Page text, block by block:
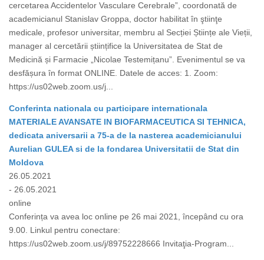
cercetarea Accidentelor Vasculare Cerebrale”, coordonată de
academicianul Stanislav Groppa, doctor habilitat în ştiinţe
medicale, profesor universitar, membru al Secției Științe ale Vieții,
manager al cercetării științifice la Universitatea de Stat de
Medicină și Farmacie „Nicolae Testemițanu”. Evenimentul se va
desfășura în format ONLINE. Datele de acces: 1. Zoom:
https://us02web.zoom.us/j...
Conferinta nationala cu participare internationala
MATERIALE AVANSATE IN BIOFARMACEUTICA SI TEHNICA,
dedicata aniversarii a 75-a de la nasterea academicianului
Aurelian GULEA si de la fondarea Universitatii de Stat din
Moldova
26.05.2021
- 26.05.2021
online
Conferința va avea loc online pe 26 mai 2021, începând cu ora
9.00. Linkul pentru conectare:
https://us02web.zoom.us/j/89752228666 Invitaţia-Program...